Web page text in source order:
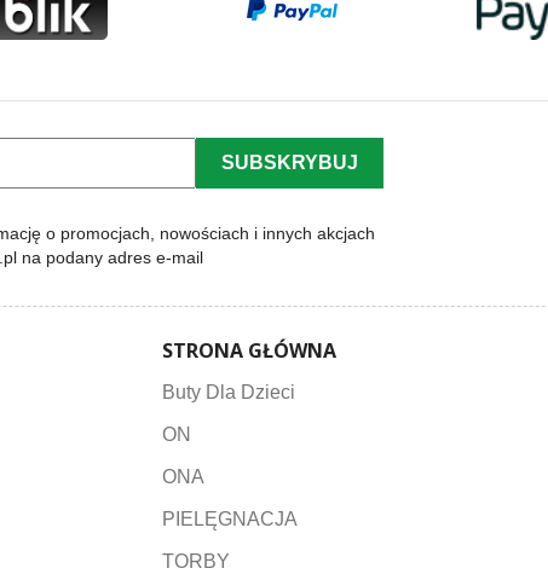
o promocjach, nowościach i innych akcjach
na podany adres e-mail
STRONA GŁÓWNA
Buty Dla Dzieci
ON
ONA
PIELĘGNACJA
TORBY